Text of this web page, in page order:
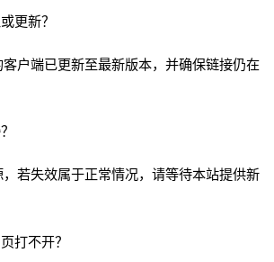
更新？
户端已更新至最新版本，并确保链接仍在
若失效属于正常情况，请等待本站提供新
打不开？